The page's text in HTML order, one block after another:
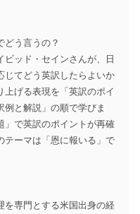
う言うの？
ッド・セインさんが、日
じてどう英訳したらよいか
上げる表現を「英訳のポイ
例と解説」の順で学びま
」で英訳のポイントが再確
テーマは「恩に報いる」で
を専門とする米国出身の経